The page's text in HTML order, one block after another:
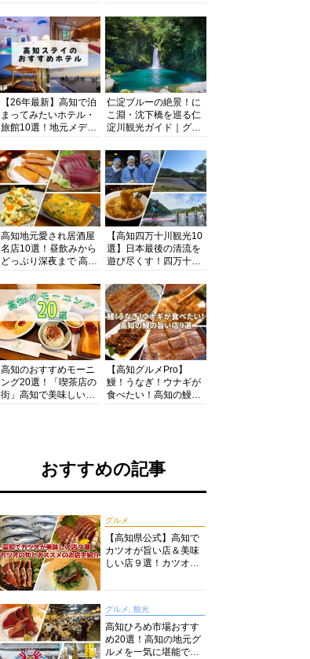
浴にキャンプまで透明
度抜群の海の楽園を徹
底紹介
【26年最新】高知で泊
まってみたいホテル・
旅館10選！地元メディ
厳選
仁淀ブルーの絶景！に
こ淵・沈下橋を巡る仁
淀川観光ガイド｜グル
まで完全網羅！
高知地元愛され居酒屋
名店10選！昼飲みから
どっぷり深夜まで 高知
知グルメPro】
【高知四万十川観光10
選】日本最後の清流を
遊び尽くす！四万十川
を網羅したおすすめガ
イド
高知のおすすめモーニ
ング20選！「喫茶店の
街」高知で美味しい喫
【高知グルメPro】
鰻！うなぎ！ウナギが
食べたい！高知の鰻の
おすすめの記事
グルメ
【高知県公式】高知で
カツオが旨い店＆美味
しい店９選！カツオの
グルメ, 観光
高知ひろめ市場おすす
め20選！高知の地元グ
ルメを一気に堪能でき